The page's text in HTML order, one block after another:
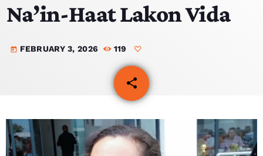
NOTISIA
EKIPA
PROGRAMA SIRA
Na’in-Haat Lakon Vida
today FEBRUARY 3, 2026 119
share
email